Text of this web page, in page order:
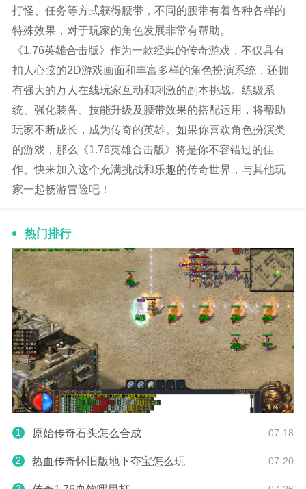
打怪、任务等方式获得腰带，不同的腰带有着各种各样的
特殊效果，对于玩家的角色发展非常有帮助。
《1.76英雄合击版》作为一款经典的传奇游戏，不仅具有
扣人心弦的2D游戏画面和丰富多样的角色扮演系统，还拥
有强大的万人在线玩家互动和刺激的副本挑战。练级系
统、强化装备、技能升级及腰带效果的搭配运用，将帮助
玩家不断成长，成为传奇的英雄。如果你喜欢角色扮演类
的游戏，那么《1.76英雄合击版》将是你不容错过的佳
作。快来加入这个充满挑战和乐趣的传奇世界，与其他玩
家一起畅游冒险吧！
热门排行
1 原始传奇石头怎么合成 07-18
2 热血传奇怀旧版地下夺宝怎么玩 07-20